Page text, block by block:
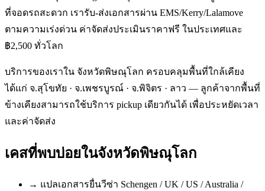
ที่จอดรถสะดวก เรารับ-ส่งเอกสารผ่าน EMS/Kerry/Lalamove
ตามความเร่งด่วน ค่าจัดส่งประเมินราคาฟรี ในประเทศและ
฿2,500 ทั่วโลก
บริการของเราใน จังหวัดพิษณุโลก ครอบคลุมพื้นที่ใกล้เคียง
ได้แก่ จ.สุโขทัย · จ.เพชรบูรณ์ · จ.พิจิตร · ลาว — ลูกค้าจากพื้นที่
ข้างเคียงสามารถใช้บริการ pickup เดียวกันได้ เพื่อประหยัดเวลา
และค่าจัดส่ง
เคสที่พบบ่อยในจังหวัดพิษณุโลก
→ แปลเอกสารยื่นวีซ่า Schengen / UK / US / Australia /